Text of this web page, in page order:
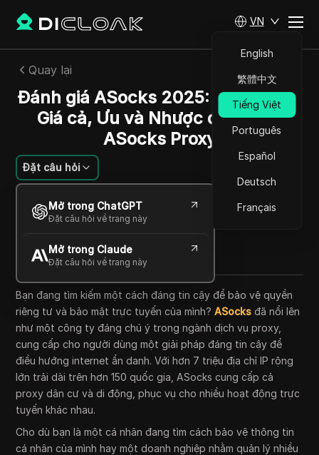
VN
English
繁體中文
Tiếng Việt
Português
Español
Deutsch
Français
Quay lại
Đánh giá ASocks 2025: Tính năng,
Giá cả, Ưu và Nhược điểm của
ASocks Proxy
Đặt câu hỏi
Mở trong ChatGPT
Đặt câu hỏi về trang này
Mở trong Claude
Đặt câu hỏi về trang này
Li Minghui
24 Th09 2025 12
Đọc trong giây phút
Copy Link
Bạn đang tìm kiếm một cách đáng tin cậy để bảo vệ quyền
riêng tư và bảo mật trực tuyến của mình?ASocks đã nổi lên
như một công ty đáng chú ý trong ngành dịch vụ proxy,
cung cấp cho người dùng một giải pháp đáng tin cậy để
điều hướng internet ẩn danh. Với hơn 7 triệu địa chỉ IP rộng
lớn trải dài trên hơn 150 quốc gia, ASocks cung cấp cả
proxy dân cư và di động, phục vụ cho nhiều hoạt động trực
tuyến khác nhau.
Cho dù bạn là một cá nhân đang tìm cách bảo vệ thông tin
cá nhân của mình hay một doanh nghiệp nhằm quản lý nhiều